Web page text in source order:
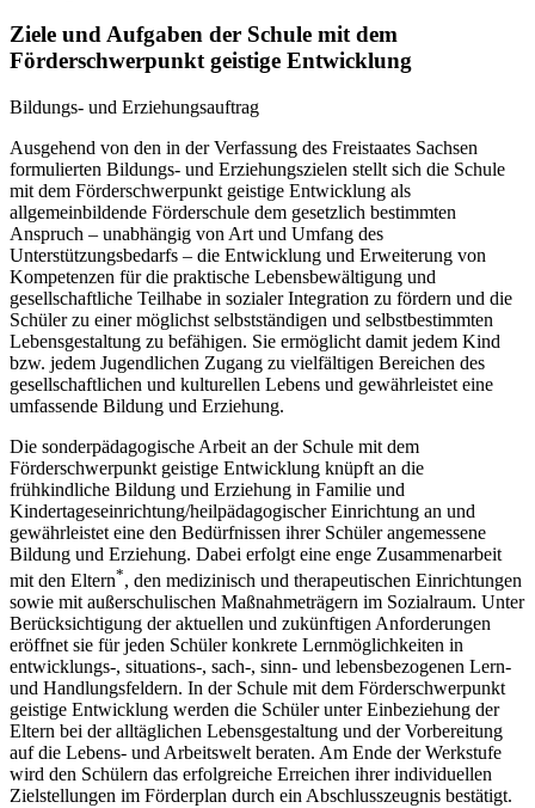
Ziele und Aufgaben der Schule mit dem
Förderschwerpunkt geistige Entwicklung
Bildungs- und Erziehungsauftrag
Ausgehend von den in der Verfassung des Freistaates Sachsen
formulierten Bildungs- und Erziehungszielen stellt sich die Schule
mit dem Förderschwerpunkt geistige Entwicklung als
allgemeinbildende Förderschule dem gesetzlich bestimmten
Anspruch – unabhängig von Art und Umfang des
Unterstützungsbedarfs – die Entwicklung und Erweiterung von
Kompetenzen für die praktische Lebensbewältigung und
gesellschaftliche Teilhabe in sozialer Integration zu fördern und die
Schüler zu einer möglichst selbstständigen und selbstbestimmten
Lebensgestaltung zu befähigen. Sie ermöglicht damit jedem Kind
bzw. jedem Jugendlichen Zugang zu vielfältigen Bereichen des
gesellschaftlichen und kulturellen Lebens und gewährleistet eine
umfassende Bildung und Erziehung.
Die sonderpädagogische Arbeit an der Schule mit dem
Förderschwerpunkt geistige Entwicklung knüpft an die
frühkindliche Bildung und Erziehung in Familie und
Kindertageseinrichtung/heilpädagogischer Einrichtung an und
gewährleistet eine den Bedürfnissen ihrer Schüler angemessene
Bildung und Erziehung. Dabei erfolgt eine enge Zusammenarbeit
mit den Eltern*, den medizinisch und therapeutischen Einrichtungen
sowie mit außerschulischen Maßnahmeträgern im Sozialraum. Unter
Berücksichtigung der aktuellen und zukünftigen Anforderungen
eröffnet sie für jeden Schüler konkrete Lernmöglichkeiten in
entwicklungs-, situations-, sach-, sinn- und lebensbezogenen Lern-
und Handlungsfeldern. In der Schule mit dem Förderschwerpunkt
geistige Entwicklung werden die Schüler unter Einbeziehung der
Eltern bei der alltäglichen Lebensgestaltung und der Vorbereitung
auf die Lebens- und Arbeitswelt beraten. Am Ende der Werkstufe
wird den Schülern das erfolgreiche Erreichen ihrer individuellen
Zielstellungen im Förderplan durch ein Abschlusszeugnis bestätigt.